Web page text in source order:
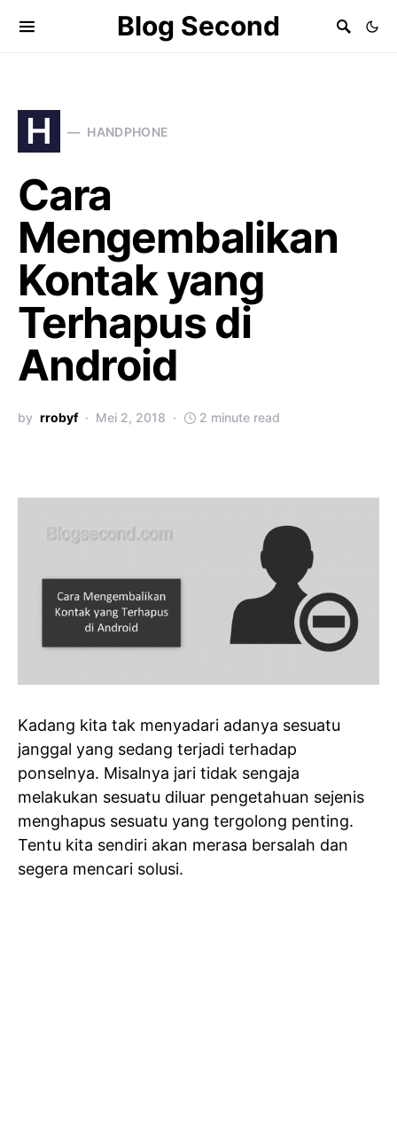
Blog Second
H HANDPHONE
Cara
Mengembalikan
Kontak yang
Terhapus di
Android
by rrobyf Mei 2, 2018 2 minute read
Kadang kita tak menyadari adanya sesuatu
janggal yang sedang terjadi terhadap
ponselnya. Misalnya jari tidak sengaja
melakukan sesuatu diluar pengetahuan sejenis
menghapus sesuatu yang tergolong penting.
Tentu kita sendiri akan merasa bersalah dan
segera mencari solusi.